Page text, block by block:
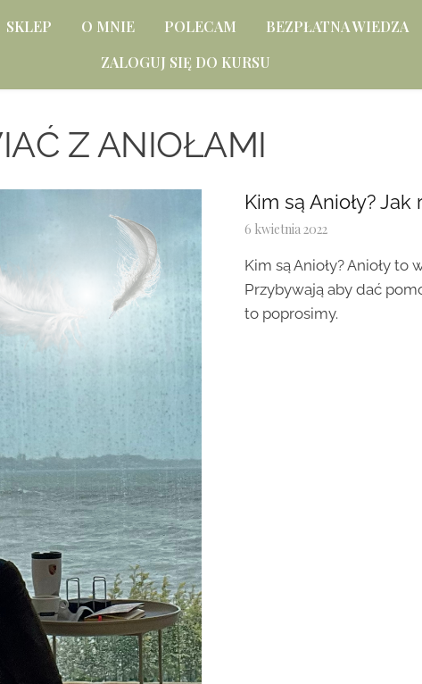
SKLEP O MNIE POLECAM BEZPŁATNA WIEDZA
ZALOGUJ SIĘ DO KURSU
Z ANIOŁAMI
Kim są Anioły?
6 kwietnia 2022
Kim są Anioły? Anioły to
Przybywają aby dać
to poprosimy.